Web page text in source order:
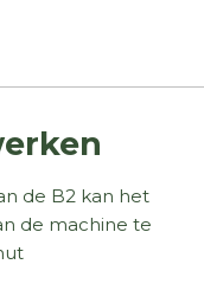
de B2 kan het
de machine te